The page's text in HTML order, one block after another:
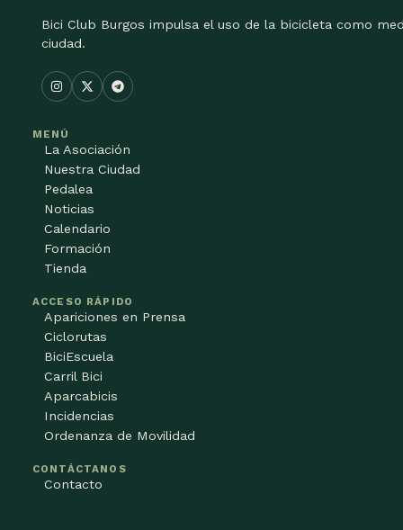
Bici Club Burgos impulsa el uso de la bicicleta como
ciudad.
MENÚ
La Asociación
Nuestra Ciudad
Pedalea
Noticias
Calendario
Formación
Tienda
ACCESO RÁPIDO
Apariciones en Prensa
Ciclorutas
BiciEscuela
Carril Bici
Aparcabicis
Incidencias
Ordenanza de Movilidad
CONTÁCTANOS
Contacto